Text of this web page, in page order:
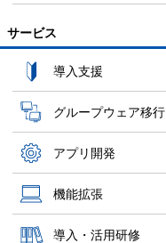
サービス
導入支援
グループウェア移行
アプリ開発
機能拡張
導入・活用研修